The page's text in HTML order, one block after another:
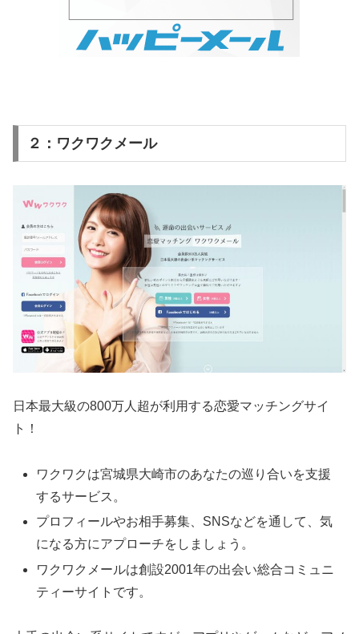
２：ワクワクメール
日本最大級の800万人超が利用する恋愛マッチングサイ
ト！
ワクワクは宮城県大崎市のあなたの巡り合いを支援
するサービス。
プロフィールやお相手募集、SNSなどを通して、気
になる方にアプローチをしましょう。
ワクワクメールは創設2001年の出会い総合コミュニ
ティーサイトです。